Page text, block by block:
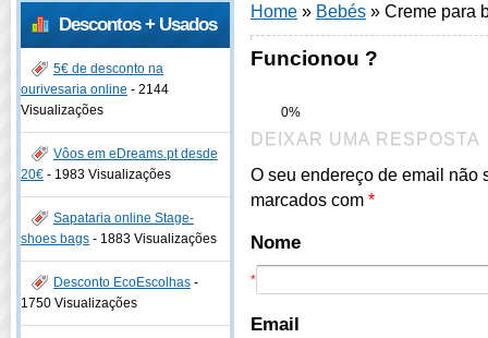
Descontos + Usados
5€ de desconto na
ourivesaria online - 2144
Visualizações
Vôos em eDreams.pt desde
20€ - 1983 Visualizações
Sapataria online Stage-
shoes bags - 1883 Visualizações
Desconto EcoEscolhas -
1750 Visualizações
Home » Bebés » Creme para
Funcionou ?
0%
DEIXAR UMA RESPOSTA
O seu endereço de email não
marcados com *
Nome
*
Email